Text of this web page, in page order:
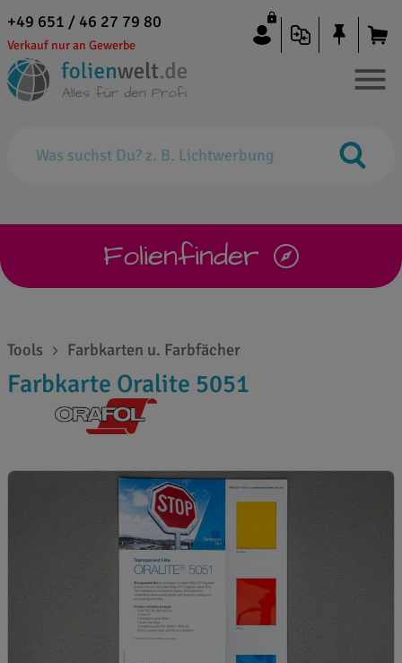
+49 651 / 46 27 79 80
Verkauf nur an Gewerbe
Folienfinder
Tools Farbkarten u. Farbfächer
Farbkarte Oralite 5051